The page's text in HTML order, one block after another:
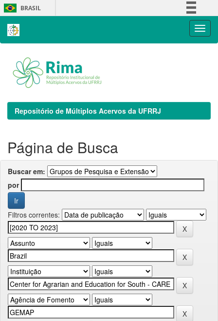
Skip
navigation
BRASIL
Repositório de Múltiplos Acervos da UFRRJ
Página de Busca
Buscar em:
por
Filtros correntes: